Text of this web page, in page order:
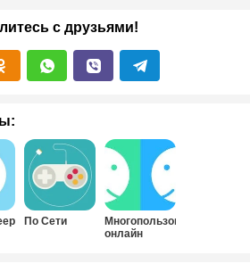
с друзьями!
По Сети
Многопользовательские
онлайн